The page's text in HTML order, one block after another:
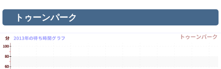
トゥーンパーク